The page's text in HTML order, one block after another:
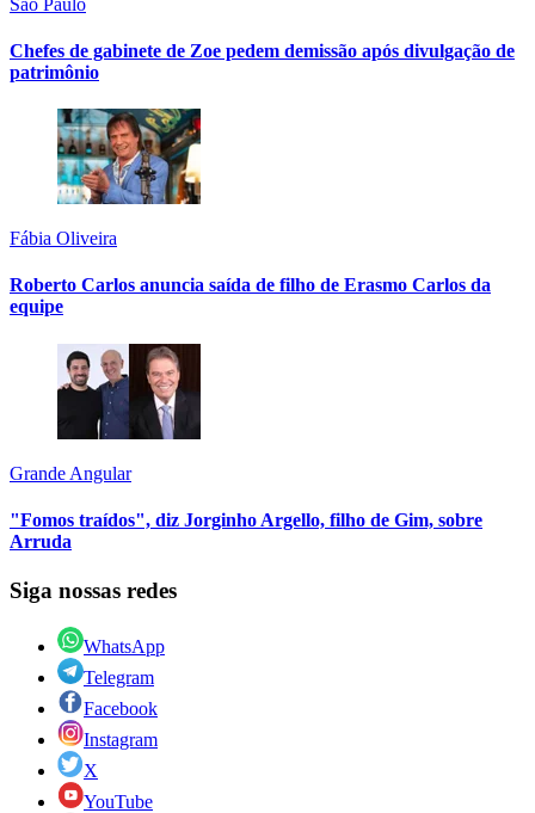
Chefes de gabinete de Zoe pedem demissão após divulgação de
patrimônio
Fábia Oliveira
Roberto Carlos anuncia saída de filho de Erasmo Carlos da
equipe
Grande Angular
"Fomos traídos", diz Jorginho Argello, filho de Gim, sobre
Arruda
Siga nossas redes
WhatsApp
Telegram
Facebook
Instagram
X
YouTube